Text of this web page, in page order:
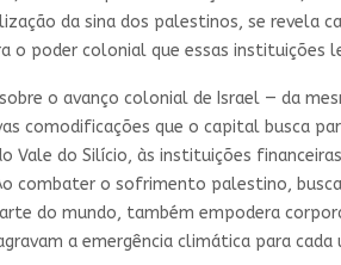
da sina dos palestinos, se revela
o poder colonial que essas instituições
o avanço colonial de Israel — da
comodificações que o capital busca
Vale do Silício, às instituições
combater o sofrimento palestino,
do mundo, também empodera
a emergência climática para cada